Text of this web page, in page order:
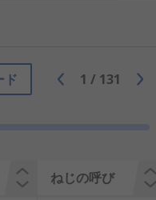
デ
電
ド 1 / 131
ねじの呼び